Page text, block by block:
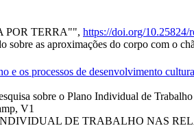
POR TERRA"", https://doi.org/
as aproximações do corpo com o
e os processos de desenvolvimento
sobre o Plano Individual de
V1
INDIVIDUAL DE TRABALHO NAS